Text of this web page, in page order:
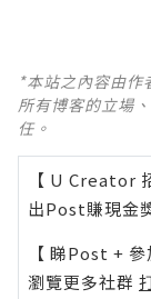
*本站之內容由作
所有博客的立場
任。
【 U Creator
出Post賺現金
【 睇Post + 參
瀏覽更多社群